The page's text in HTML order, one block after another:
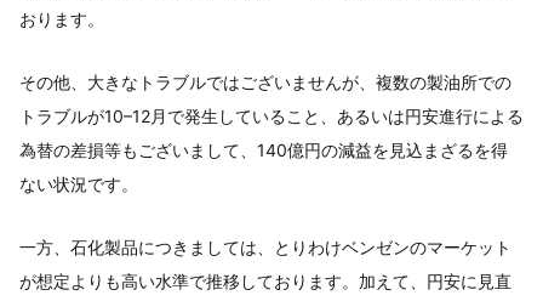
おります。
その他、大きなトラブルではございませんが、複数の製油所での
トラブルが10–12月で発生していること、あるいは円安進行による
為替の差損等もございまして、140億円の減益を見込まざるを得
ない状況です。
一方、石化製品につきましては、とりわけベンゼンのマーケット
が想定よりも高い水準で推移しております。加えて、円安に見直